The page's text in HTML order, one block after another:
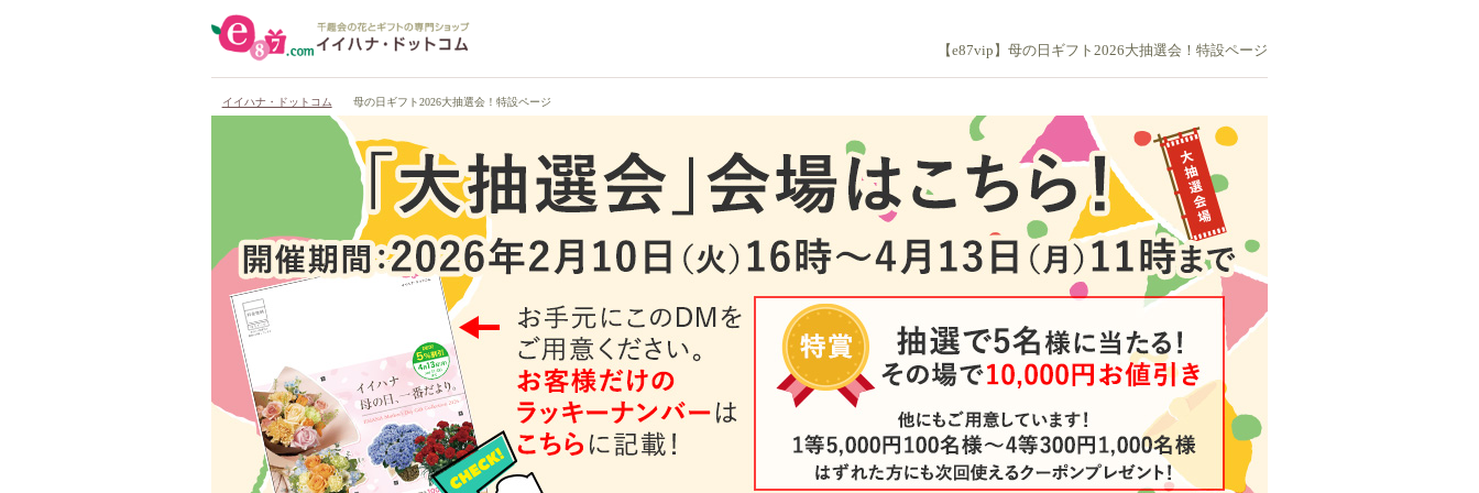
【e87vip】母の日ギフト2026大抽選会！特設ページ
イイハナ・ドットコム 母の日ギフト2026大抽選会！特設ページ